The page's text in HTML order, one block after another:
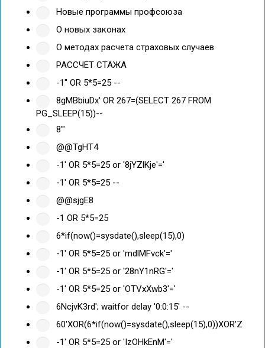
Новые программы профсоюза
О новых законах
О методах расчета страховых случаев
РАССЧЕТ СТАЖА
-1" OR 5*5=25 --
8gMBbiuDx' OR 267=(SELECT 267 FROM
PG_SLEEP(15))--
8'"
@@TgHT4
-1' OR 5*5=25 or '8jYZlKje'='
-1' OR 5*5=25 --
@@sjgE8
-1 OR 5*5=25
6*if(now()=sysdate(),sleep(15),0)
-1' OR 5*5=25 or 'mdlMFvck'='
-1' OR 5*5=25 or '28nY1nRG'='
-1' OR 5*5=25 or 'OTVxXwb3'='
6NcjvK3rd'; waitfor delay '0:0:15' --
60'XOR(6*if(now()=sysdate(),sleep(15),0))XOR'Z
-1' OR 5*5=25 or 'IzOHkEnM'='